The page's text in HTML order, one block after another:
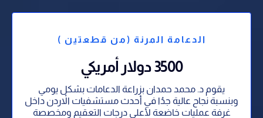
الدعامة المرنة (من قطعتين )
3500 دولار أمريكي
يقوم د. محمد حمدان بزراعة الدعامات بشكل يومي
وبنسبة نجاح عالية جدُا في أحدث مستشفيات الاْردن داخل
غرفة عمليات خاضعة لأعلى درجات التعقيم ومخصصة